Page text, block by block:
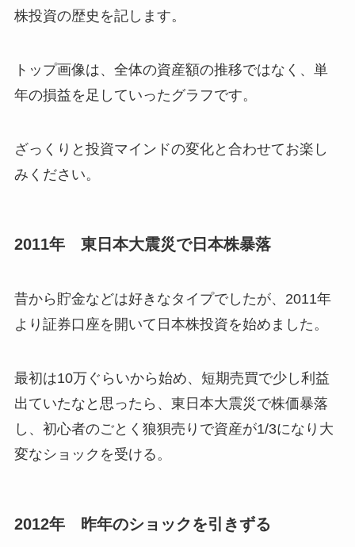
株投資の歴史を記します。
トップ画像は、全体の資産額の推移ではなく、単
年の損益を足していったグラフです。
ざっくりと投資マインドの変化と合わせてお楽し
みください。
2011年 東日本大震災で日本株暴落
昔から貯金などは好きなタイプでしたが、2011年
より証券口座を開いて日本株投資を始めました。
最初は10万ぐらいから始め、短期売買で少し利益
出ていたなと思ったら、東日本大震災で株価暴落
し、初心者のごとく狼狽売りで資産が1/3になり大
変なショックを受ける。
2012年 昨年のショックを引きずる